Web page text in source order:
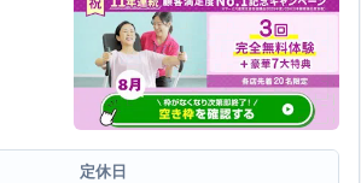
定休日